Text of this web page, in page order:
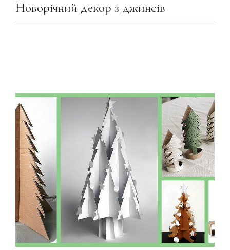
Новорічний декор з джинсів